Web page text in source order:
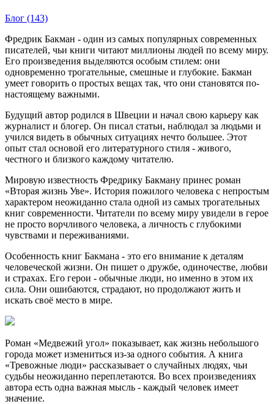
Блог (143)
Фредрик Бакман - один из самых популярных современных
писателей, чьи книги читают миллионы людей по всему миру.
Его произведения выделяются особым стилем: они
одновременно трогательные, смешные и глубокие. Бакман
умеет говорить о простых вещах так, что они становятся по-
настоящему важными.
Будущий автор родился в Швеции и начал свою карьеру как
журналист и блогер. Он писал статьи, наблюдал за людьми и
учился видеть в обычных ситуациях нечто большее. Этот
опыт стал основой его литературного стиля - живого,
честного и близкого каждому читателю.
Мировую известность Фредрику Бакману принес роман
«Вторая жизнь Уве». История пожилого человека с непростым
характером неожиданно стала одной из самых трогательных
книг современности. Читатели по всему миру увидели в герое
не просто ворчливого человека, а личность с глубокими
чувствами и переживаниями.
Особенность книг Бакмана - это его внимание к деталям
человеческой жизни. Он пишет о дружбе, одиночестве, любви
и страхах. Его герои - обычные люди, но именно в этом их
сила. Они ошибаются, страдают, но продолжают жить и
искать своё место в мире.
Роман «Медвежий угол» показывает, как жизнь небольшого
города может измениться из-за одного события. А книга
«Тревожные люди» рассказывает о случайных людях, чьи
судьбы неожиданно переплетаются. Во всех произведениях
автора есть одна важная мысль - каждый человек имеет
значение.